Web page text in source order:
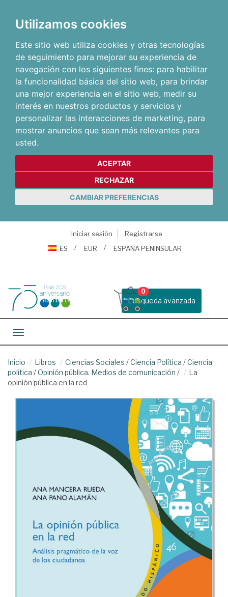
Utilizamos cookies
Este sitio web utiliza cookies y otras tecnologías
de seguimiento para mejorar su experiencia de
navegación con los siguientes fines: para habilitar
la funcionalidad básica del sitio web, para brindar
una mejor experiencia en el sitio web, medir su
interés en nuestros productos y servicios y
personalizar las interacciones de marketing, para
mostrar anuncios que sean más relevantes para
usted.
ACEPTAR
RECHAZAR
CAMBIAR PREFERENCIAS
Iniciar sesión
Registrarse
ES
EUR ESPAÑA PENINSULAR
Busqueda avanzada
0
Toggle navigation
Inicio Libros Ciencias Sociales /Ciencia Política /Ciencia
política /Opinión pública. Medios de comunicación /
La
opinión pública en la red